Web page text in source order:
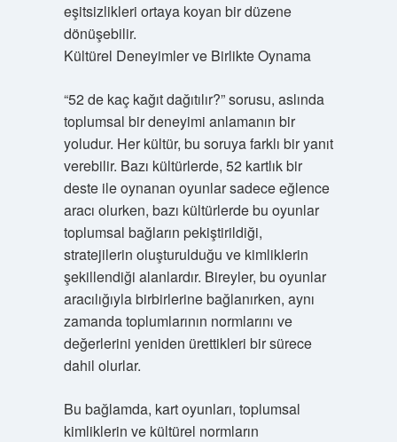
eşitsizlikleri ortaya koyan bir düzene
dönüşebilir.
Kültürel Deneyimler ve Birlikte Oynama
“52 de kaç kağıt dağıtılır?” sorusu, aslında
toplumsal bir deneyimi anlamanın bir
yoludur. Her kültür, bu soruya farklı bir yanıt
verebilir. Bazı kültürlerde, 52 kartlık bir
deste ile oynanan oyunlar sadece eğlence
aracı olurken, bazı kültürlerde bu oyunlar
toplumsal bağların pekiştirildiği,
stratejilerin oluşturulduğu ve kimliklerin
şekillendiği alanlardır. Bireyler, bu oyunlar
aracılığıyla birbirlerine bağlanırken, aynı
zamanda toplumlarının normlarını ve
değerlerini yeniden ürettikleri bir sürece
dahil olurlar.
Bu bağlamda, kart oyunları, toplumsal
kimliklerin ve kültürel normların